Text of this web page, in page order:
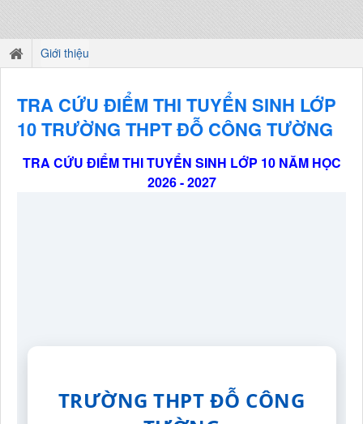
Giới thiệu
TRA CỨU ĐIỂM THI TUYỂN SINH LỚP
10 TRƯỜNG THPT ĐỖ CÔNG TƯỜNG
TRA CỨU ĐIỂM THI TUYỂN SINH LỚP 10 NĂM HỌC
2026 - 2027